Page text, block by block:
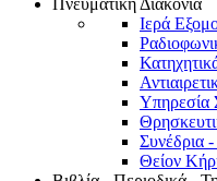
Ιερά
Υπηρεσία
Συνέδρια
Θείον